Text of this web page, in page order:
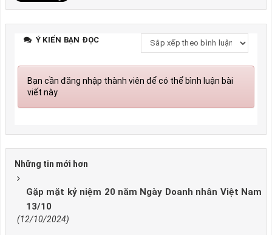
Ý KIẾN BẠN ĐỌC
Bạn cần đăng nhập thành viên để có thể bình luận bài
viết này
Những tin mới hơn
Gặp mặt kỷ niệm 20 năm Ngày Doanh nhân Việt Nam
13/10
(12/10/2024)